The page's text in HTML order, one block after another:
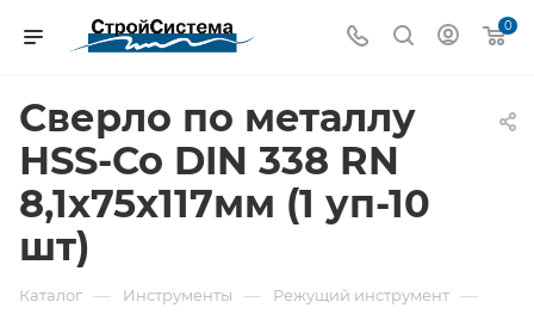
0
Сверло по металлу
НSS-Co DIN 338 RN
8,1x75x117мм (1 уп-10
шт)
Каталог — Инструменты — Режущий инструмент —